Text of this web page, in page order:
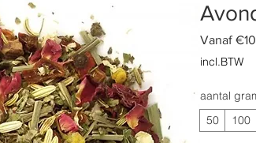
Vanaf
incl.BTW
aantal
50
100